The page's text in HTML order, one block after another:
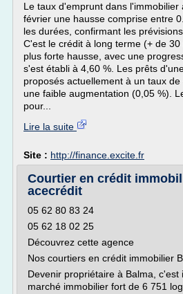
Le taux d'emprunt dans l'immobilier
février une hausse comprise entre
les durées, confirmant les
C'est le crédit à long terme (+ de
plus forte hausse, avec une
s'est établi à 4,60 %. Les prêts
proposés actuellement à un taux
une faible augmentation (0,05 %).
pour...
Lire la suite
Site : http://finance.excite.fr
Courtier en crédit
acecrédit
05 62 80 83 24
05 62 18 02 25
Découvrez cette agence
Nos courtiers en crédit immobilier
Devenir propriétaire à Balma, c'est
marché immobilier fort de 6 751